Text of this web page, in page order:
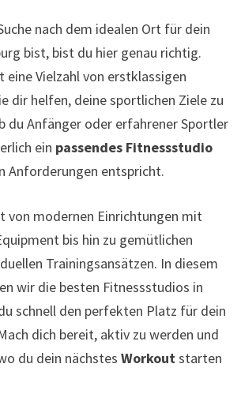
nach dem idealen Ort für dein
bist, bist du hier genau richtig.
eine Vielzahl von erstklassigen
dir helfen, deine sportlichen Ziele zu
du Anfänger oder erfahrener Sportler
ein passendes Fitnessstudio
Anforderungen entspricht.
von modernen Einrichtungen mit
bis hin zu gemütlichen
Trainingsansätzen. In diesem
wir die besten Fitnessstudios in
schnell den perfekten Platz für dein
dich bereit, aktiv zu werden und
du dein nächstes Workoutstarten